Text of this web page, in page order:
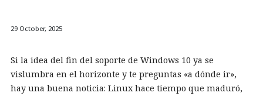
29 October, 2025
Si la idea del fin del soporte de Windows 10 ya se
vislumbra en el horizonte y te preguntas «a dónde ir»,
hay una buena noticia: Linux hace tiempo que maduró,